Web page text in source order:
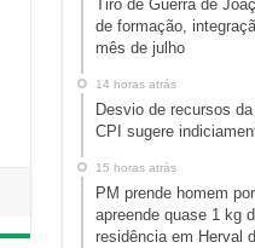
Tiro de Guerra de
de formação,
mês de julho
14 horas atrás
Desvio de recursos
CPI sugere
15 horas atrás
PM prende homem
apreende quase 1 kg
residência em Herval